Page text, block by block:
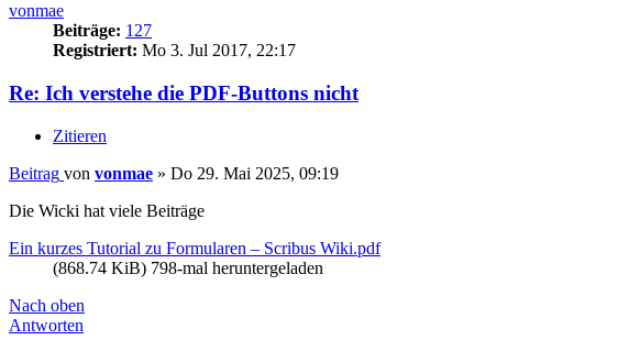
vonmae
Beiträge: 127
Registriert: Mo 3. Jul 2017, 22:17
Re: Ich verstehe die PDF-Buttons nicht
Zitieren
Beitrag von vonmae » Do 29. Mai 2025, 09:19
Die Wicki hat viele Beiträge
Ein kurzes Tutorial zu Formularen – Scribus Wiki.pdf
(868.74 KiB) 798-mal heruntergeladen
Nach oben
Antworten